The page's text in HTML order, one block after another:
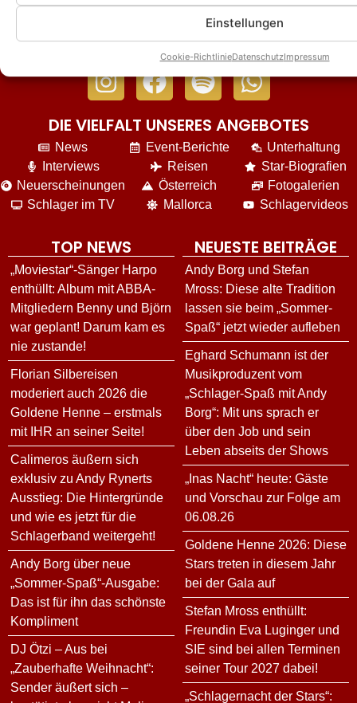
Einstellungen
Cookie-RichtlinieDatenschutzImpressum
DIE VIELFALT UNSERES ANGEBOTES
News
Interviews
Neuerscheinungen
Schlager im TV
Event-Berichte
Reisen
Österreich
Mallorca
Unterhaltung
Star-Biografien
Fotogalerien
Schlagervideos
TOP NEWS
„Moviestar“-Sänger Harpo
enthüllt: Album mit ABBA-
Mitgliedern Benny und Björn
war geplant! Darum kam es
nie zustande!
Florian Silbereisen
moderiert auch 2026 die
Goldene Henne – erstmals
mit IHR an seiner Seite!
Calimeros äußern sich
exklusiv zu Andy Rynerts
Ausstieg: Die Hintergründe
und wie es jetzt für die
Schlagerband weitergeht!
Andy Borg über neue
„Sommer-Spaß“-Ausgabe:
Das ist für ihn das schönste
Kompliment
DJ Ötzi – Aus bei
„Zauberhafte Weihnacht“:
Sender äußert sich –
NEUESTE BEITRÄGE
Andy Borg und Stefan
Mross: Diese alte Tradition
lassen sie beim „Sommer-
Spaß“ jetzt wieder aufleben
Eghard Schumann ist der
Musikproduzent vom
„Schlager-Spaß mit Andy
Borg“: Mit uns sprach er
über den Job und sein
Leben abseits der Shows
„Inas Nacht“ heute: Gäste
und Vorschau zur Folge am
06.08.26
Goldene Henne 2026: Diese
Stars treten in diesem Jahr
bei der Gala auf
Stefan Mross enthüllt:
Freundin Eva Luginger und
SIE sind bei allen Terminen
seiner Tour 2027 dabei!
„Schlagernacht der Stars“: